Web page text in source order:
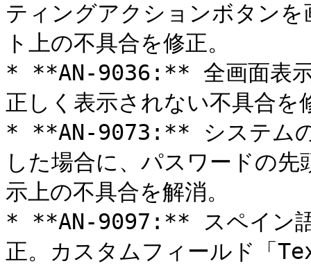
ティングアクションボタン
ト上の不具合を修正。
* **AN-9036:** 全画面表示
正しく表示されない不具合を
* **AN-9073:** システムの
した場合に、パスワードの
示上の不具合を解消。
* **AN-9097:** スペイン語
正。カスタムフィールド「